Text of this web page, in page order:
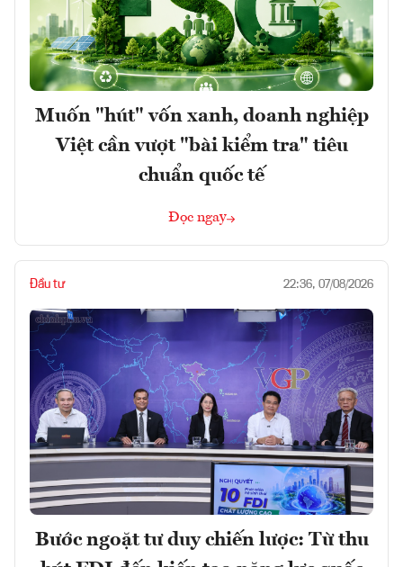
Muốn "hút" vốn xanh, doanh nghiệp
Việt cần vượt "bài kiểm tra" tiêu
chuẩn quốc tế
Đọc ngay
Đầu tư 22:36, 07/08/2026
Bước ngoặt tư duy chiến lược: Từ thu